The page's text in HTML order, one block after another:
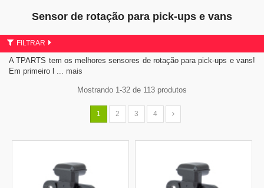
Sensor de rotação para pick-ups e vans
FILTRAR
A TPARTS tem os melhores sensores de rotação para pick-ups e vans!
Em primeiro l ... mais
Mostrando 1-32 de 113 produtos
1 2 3 4